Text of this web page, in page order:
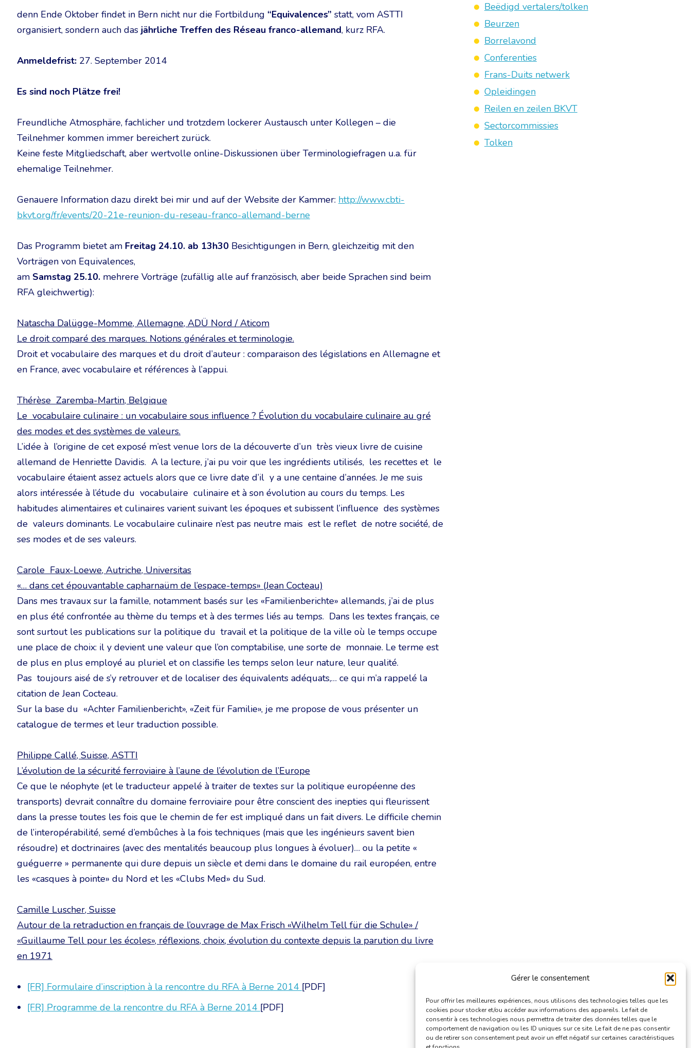
Gérer le consentement
Pour offrir les meilleures expériences, nous utilisons des technologies telles que les
cookies pour stocker et/ou accéder aux informations des appareils. Le fait de
consentir à ces technologies nous permettra de traiter des données telles que le
comportement de navigation ou les ID uniques sur ce site. Le fait de ne pas consentir
ou de retirer son consentement peut avoir un effet négatif sur certaines caractéristiques
denn Ende Oktober findet in Bern nicht nur die Fortbildung “Equivalences” statt, vom ASTTI
organisiert, sondern auch das jährliche Treffen des Réseau franco-allemand, kurz RFA.
Anmeldefrist: 27. September 2014
Es sind noch Plätze frei!
Freundliche Atmosphäre, fachlicher und trotzdem lockerer Austausch unter Kollegen – die
Teilnehmer kommen immer bereichert zurück.
Keine feste Mitgliedschaft, aber wertvolle online-Diskussionen über Terminologiefragen u.a. für
ehemalige Teilnehmer.
Genauere Information dazu direkt bei mir und auf der Website der Kammer: http://www.cbti-
bkvt.org/fr/events/20-21e-reunion-du-reseau-franco-allemand-berne
Das Programm bietet am Freitag 24.10. ab 13h30 Besichtigungen in Bern, gleichzeitig mit den
Vorträgen von Equivalences,
am Samstag 25.10. mehrere Vorträge (zufällig alle auf französisch, aber beide Sprachen sind beim
RFA gleichwertig):
Natascha Dalügge-Momme, Allemagne, ADÜ Nord / Aticom
Le droit comparé des marques. Notions générales et terminologie.
Droit et vocabulaire des marques et du droit d’auteur : comparaison des législations en Allemagne et
en France, avec vocabulaire et références à l’appui.
Thérèse Zaremba-Martin, Belgique
Le vocabulaire culinaire : un vocabulaire sous influence ? Évolution du vocabulaire culinaire au gré
des modes et des systèmes de valeurs.
L’idée à l’origine de cet exposé m’est venue lors de la découverte d’un très vieux livre de cuisine
allemand de Henriette Davidis. A la lecture, j’ai pu voir que les ingrédients utilisés, les recettes et le
vocabulaire étaient assez actuels alors que ce livre date d’il y a une centaine d’années. Je me suis
alors intéressée à l’étude du vocabulaire culinaire et à son évolution au cours du temps. Les
habitudes alimentaires et culinaires varient suivant les époques et subissent l’influence des systèmes
de valeurs dominants. Le vocabulaire culinaire n’est pas neutre mais est le reflet de notre société, de
ses modes et de ses valeurs.
Carole Faux-Loewe, Autriche, Universitas
«… dans cet épouvantable capharnaüm de l’espace-temps» (Jean Cocteau)
Dans mes travaux sur la famille, notamment basés sur les «Familienberichte» allemands, j’ai de plus
en plus été confrontée au thème du temps et à des termes liés au temps. Dans les textes français, ce
sont surtout les publications sur la politique du travail et la politique de la ville où le temps occupe
une place de choix: il y devient une valeur que l’on comptabilise, une sorte de monnaie. Le terme est
de plus en plus employé au pluriel et on classifie les temps selon leur nature, leur qualité.
Pas toujours aisé de s’y retrouver et de localiser des équivalents adéquats,… ce qui m’a rappelé la
citation de Jean Cocteau.
Sur la base du «Achter Familienbericht», «Zeit für Familie», je me propose de vous présenter un
catalogue de termes et leur traduction possible.
Philippe Callé, Suisse, ASTTI
L’évolution de la sécurité ferroviaire à l’aune de l’évolution de l’Europe
Ce que le néophyte (et le traducteur appelé à traiter de textes sur la politique européenne des
transports) devrait connaître du domaine ferroviaire pour être conscient des inepties qui fleurissent
dans la presse toutes les fois que le chemin de fer est impliqué dans un fait divers. Le difficile chemin
de l’interopérabilité, semé d’embûches à la fois techniques (mais que les ingénieurs savent bien
résoudre) et doctrinaires (avec des mentalités beaucoup plus longues à évoluer)… ou la petite «
guéguerre » permanente qui dure depuis un siècle et demi dans le domaine du rail européen, entre
les «casques à pointe» du Nord et les «Clubs Med» du Sud.
Camille Luscher, Suisse
Autour de la retraduction en français de l’ouvrage de Max Frisch «Wilhelm Tell für die Schule» /
«Guillaume Tell pour les écoles», réflexions, choix, évolution du contexte depuis la parution du livre
en 1971
[FR] Formulaire d’inscription à la rencontre du RFA à Berne 2014 [PDF]
[FR] Programme de la rencontre du RFA à Berne 2014 [PDF]
Beëdigd vertalers/tolken
Beurzen
Borrelavond
Conferenties
Frans-Duits netwerk
Opleidingen
Reilen en zeilen BKVT
Sectorcommissies
Tolken